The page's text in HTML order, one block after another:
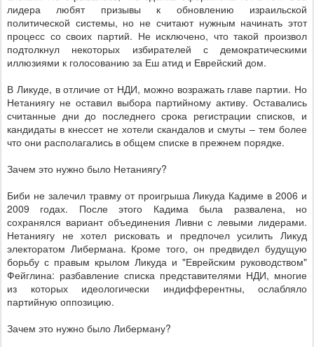
лидера любят призывы к обновлению израильской
политической системы, но не считают нужным начинать этот
процесс со своих партий. Не исключено, что такой произвол
подтолкнул некоторых избирателей с демократическими
иллюзиями к голосованию за Еш атид и Еврейский дом.
В Ликуде, в отличие от НДИ, можно возражать главе партии. Но
Нетаниягу не оставил выбора партийному активу. Оставались
считанные дни до последнего срока регистрации списков, и
кандидаты в кнессет не хотели скандалов и смуты – тем более
что они располагались в общем списке в прежнем порядке.
Зачем это нужно было Нетаниягу?
Биби не залечил травму от проигрыша Ликуда Кадиме в 2006 и
2009 годах. После этого Кадима была развалена, но
сохранялся вариант объединения Ливни с левыми лидерами.
Нетаниягу не хотел рисковать и предпочел усилить Ликуд
электоратом Либермана. Кроме того, он предвидел будущую
борьбу с правым крылом Ликуда и "Еврейским руководством"
Фейглина: разбавление списка представителями НДИ, многие
из которых идеологически индифферентны, ослабляло
партийную оппозицию.
Зачем это нужно было Либерману?